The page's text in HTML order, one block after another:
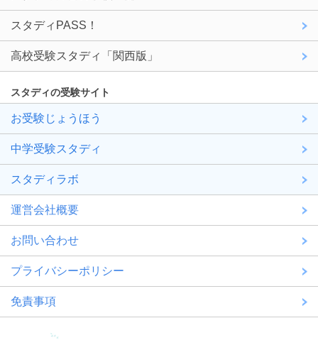
スタディPASS！
高校受験スタディ「関西版」
スタディの受験サイト
お受験じょうほう
中学受験スタディ
スタディラボ
運営会社概要
お問い合わせ
プライバシーポリシー
免責事項